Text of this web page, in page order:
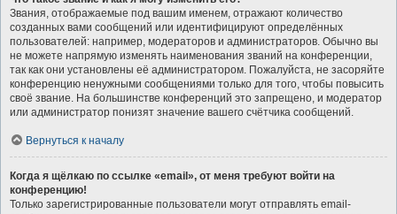
Звания, отображаемые под вашим именем, отражают количество
созданных вами сообщений или идентифицируют определённых
пользователей: например, модераторов и администраторов. Обычно вы
не можете напрямую изменять наименования званий на конференции,
так как они установлены её администратором. Пожалуйста, не засоряйте
конференцию ненужными сообщениями только для того, чтобы повысить
своё звание. На большинстве конференций это запрещено, и модератор
или администратор понизят значение вашего счётчика сообщений.
Вернуться к началу
Когда я щёлкаю по ссылке «email», от меня требуют войти на
конференцию!
Только зарегистрированные пользователи могут отправлять email-